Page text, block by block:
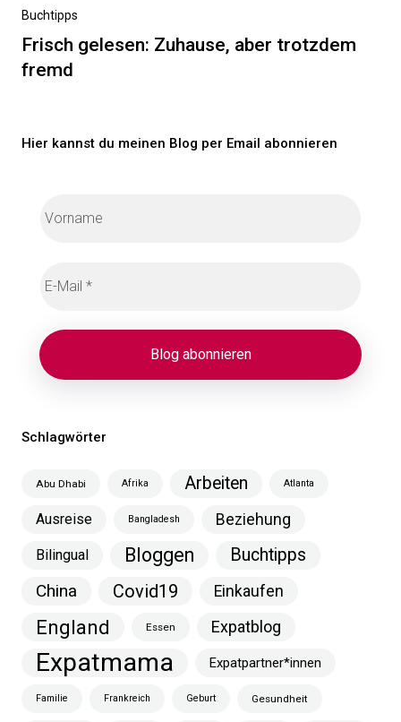
Nächster
Beitrag
Buchtipps
Frisch gelesen: Zuhause, aber trotzdem
fremd
Hier kannst du meinen Blog per Email abonnieren
Schlagwörter
Abu Dhabi Afrika Arbeiten Atlanta
Ausreise Bangladesh Beziehung
Bilingual Bloggen
Buchtipps
China
Covid19 Einkaufen
England Essen Expatblog
Expatmama Expatpartner*innen
Familie Frankreich Geburt Gesundheit